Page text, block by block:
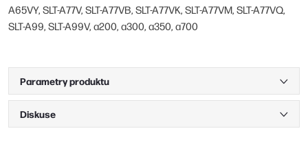
A65VY, SLT-A77V, SLT-A77VB, SLT-A77VK, SLT-A77VM, SLT-A77VQ,
SLT-A99, SLT-A99V, a200, a300, a350, a700
Parametry produktu
Diskuse